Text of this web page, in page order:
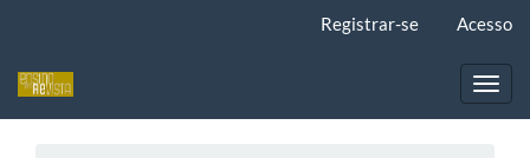
principal
Registrar-se Acesso